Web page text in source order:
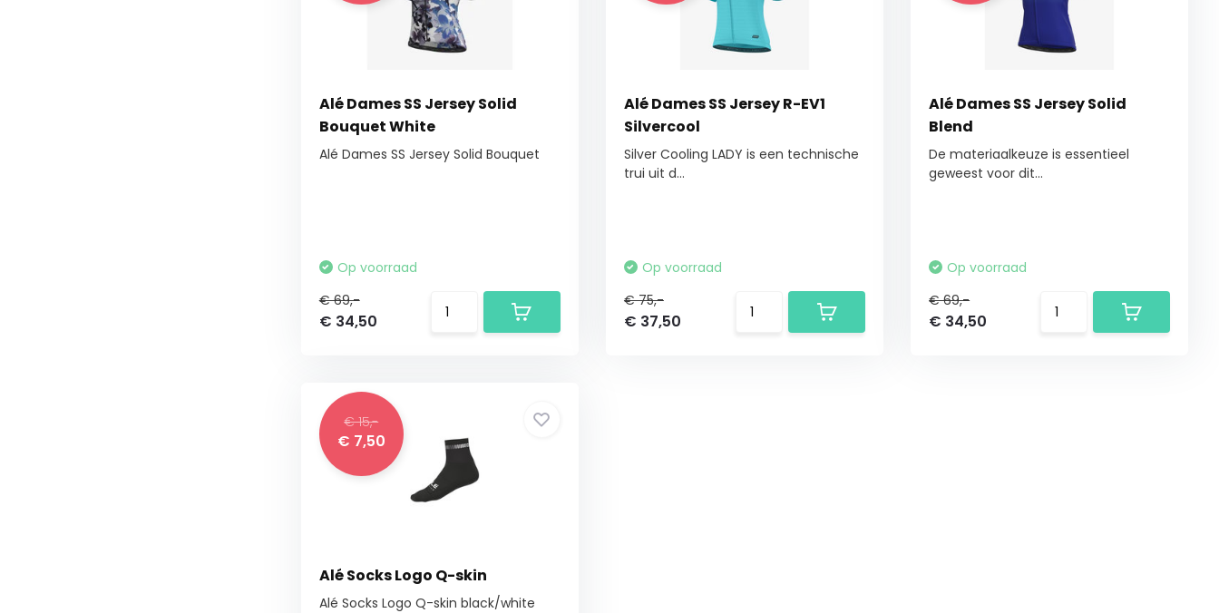
Alé Dames SS Jersey Solid
Bouquet White
Alé Dames SS Jersey Solid Bouquet
Op voorraad
€ 69,-
€ 34,50
Alé Dames SS Jersey R-EV1
Silvercool
Silver Cooling LADY is een technische
trui uit d...
Op voorraad
€ 75,-
€ 37,50
Alé Dames SS Jersey Solid
Blend
De materiaalkeuze is essentieel
geweest voor dit...
Op voorraad
€ 69,-
€ 34,50
€ 15,-
€ 7,50
Alé Socks Logo Q-skin
Alé Socks Logo Q-skin black/white